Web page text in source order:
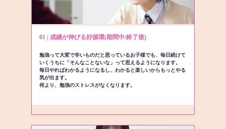
01 | 成績が伸びる好循環(期間中/終了後)
勉強って大変で辛いものだと思っているお子様でも、毎日続けて
いくうちに「そんなことないな」って思えるようになります。
毎日やればわかるようになるし、わかると楽しいからもっとやる
気が出ます。
何より、勉強のストレスがなくなります。